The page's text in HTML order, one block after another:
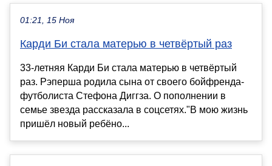
01:21, 15 Ноя
Карди Би стала матерью в четвёртый раз
33-летняя Карди Би стала матерью в четвёртый
раз. Рэперша родила сына от своего бойфренда-
футболиста Стефона Диггза. О пополнении в
семье звезда рассказала в соцсетях."В мою жизнь
пришёл новый ребёно...